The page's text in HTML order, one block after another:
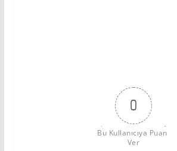
0
Bu Kullanıcıya Puan
Ver